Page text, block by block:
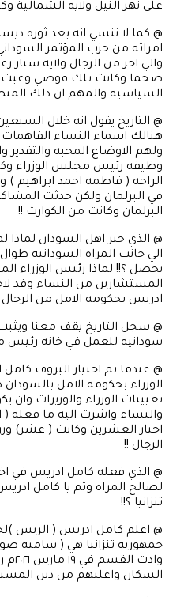
علي نهر النيل ولايه الشمالية
امراته من حزب المؤتمر
والي اخر من الرجال ولايه
ضخما وكانت تلك فوضي وعبث
السياسيه والمهم ان ذلك
@ التاريخ يقول انه خلال
هنالك اسماء النساء
ولهم الاوضاع المحبه
وظيفه رئيس مجلس الوزراء
الراحه ( فاطمه احمد
في البرلمان ولكن حدثت
البرلمان وكانت من الكوارث !!
@ الذي حير اهل السودان
الي جانب المراه السودانيه
يحصل ؟!! لماذا رئيس الوزراء
المستشارين من النساء وقد
ادريس بحكومه الامل من
@ سجل التاريخ يقف معنا
سودانيه للعمل في خانه رئيس
@ عندما تم اختيار البروف
الوزراء بحكومه الامل
تعيينات الوزراء والوزيرات وان
والنساء واشرت اليه ما فعله (
اختار العشرين وكانت ( عشر)
الرجال !!
@ الذي فعله كامل ادريس في
لصالح المراه وثم يا كامل
تنزانيا ؟!!
@ اعلم كامل ادريس ( الريس
جمهوريه تنزانيا هي ( ساميه
السكان واغلبهم من دين